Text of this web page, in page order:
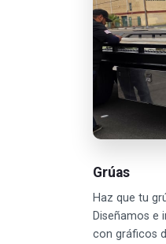
Grúas
Haz que tu
Diseñamos e
con gráficos